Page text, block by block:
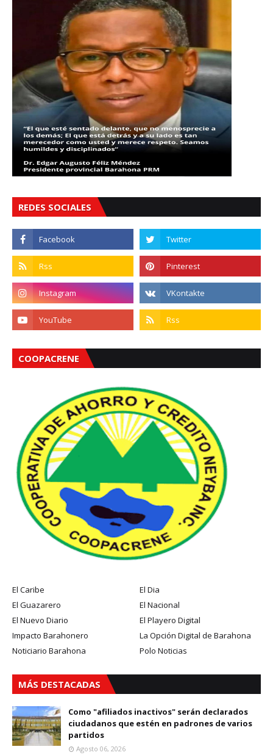
REDES SOCIALES
COOPACRENE
El Caribe
El Dia
El Guazarero
El Nacional
El Nuevo Diario
El Playero Digital
Impacto Barahonero
La Opción Digital de Barahona
Noticiario Barahona
Polo Noticias
MÁS DESTACADAS
Como "afiliados inactivos" serán declarados
ciudadanos que estén en padrones de varios
partidos
Agosto 06, 2026